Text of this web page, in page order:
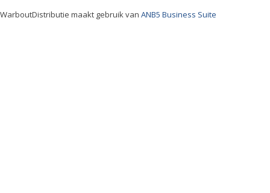
WarboutDistributie maakt gebruik van ANB5 Business Suite